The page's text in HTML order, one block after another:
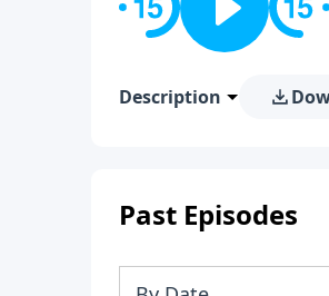
Description
Past Episodes